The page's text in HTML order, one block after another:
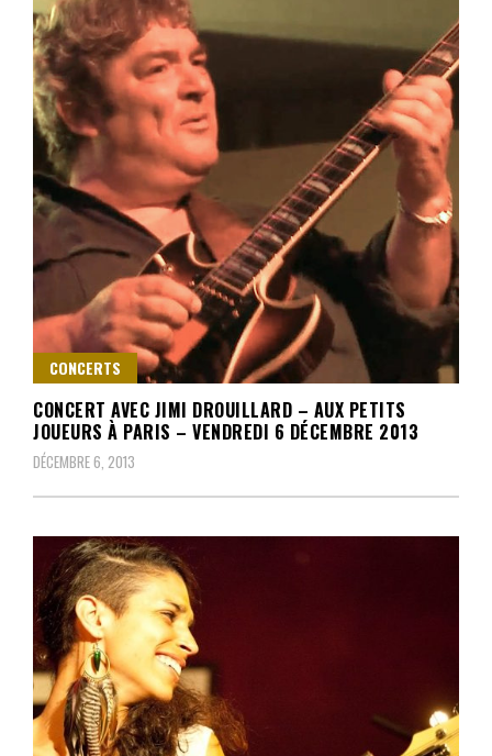
CONCERTS
CONCERT AVEC JIMI DROUILLARD – AUX PETITS
JOUEURS À PARIS – VENDREDI 6 DÉCEMBRE 2013
DÉCEMBRE 6, 2013